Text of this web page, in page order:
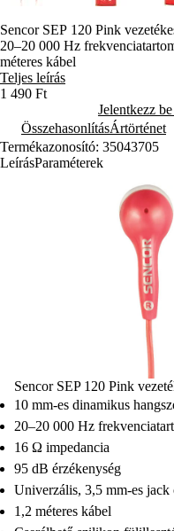
Sencor SEP 120 Pink
20–20 000 Hz
méteres kábel
Teljes leírás
1 490 Ft
Jelentkezz be
ÖsszehasonlításÁrtörténet
Termékazonosító: 35043705
LeírásParaméterek
Sencor SEP 120 Pink
10 mm-es dinamikus
20–20 000 Hz
16 Ω impedancia
95 dB érzékenység
Univerzális, 3,5 mm-es jack
1,2 méteres kábel